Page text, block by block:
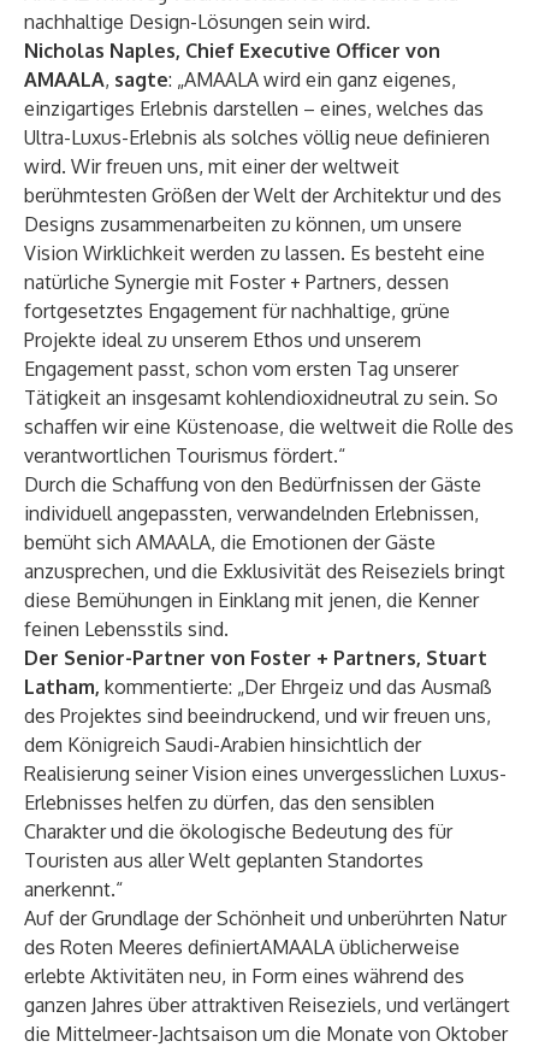
nachhaltige Design-Lösungen sein wird.
Nicholas Naples, Chief Executive Officer von
AMAALA, sagte: „AMAALA wird ein ganz eigenes,
einzigartiges Erlebnis darstellen – eines, welches das
Ultra-Luxus-Erlebnis als solches völlig neue definieren
wird. Wir freuen uns, mit einer der weltweit
berühmtesten Größen der Welt der Architektur und des
Designs zusammenarbeiten zu können, um unsere
Vision Wirklichkeit werden zu lassen. Es besteht eine
natürliche Synergie mit Foster + Partners, dessen
fortgesetztes Engagement für nachhaltige, grüne
Projekte ideal zu unserem Ethos und unserem
Engagement passt, schon vom ersten Tag unserer
Tätigkeit an insgesamt kohlendioxidneutral zu sein. So
schaffen wir eine Küstenoase, die weltweit die Rolle des
verantwortlichen Tourismus fördert.“
Durch die Schaffung von den Bedürfnissen der Gäste
individuell angepassten, verwandelnden Erlebnissen,
bemüht sich AMAALA, die Emotionen der Gäste
anzusprechen, und die Exklusivität des Reiseziels bringt
diese Bemühungen in Einklang mit jenen, die Kenner
feinen Lebensstils sind.
Der Senior-Partner von Foster + Partners, Stuart
Latham, kommentierte: „Der Ehrgeiz und das Ausmaß
des Projektes sind beeindruckend, und wir freuen uns,
dem Königreich Saudi-Arabien hinsichtlich der
Realisierung seiner Vision eines unvergesslichen Luxus-
Erlebnisses helfen zu dürfen, das den sensiblen
Charakter und die ökologische Bedeutung des für
Touristen aus aller Welt geplanten Standortes
anerkennt.“
Auf der Grundlage der Schönheit und unberührten Natur
des Roten Meeres definiert​AMAALA üblicherweise
erlebte Aktivitäten neu, in Form eines während des
ganzen Jahres über attraktiven Reiseziels, und verlängert
die Mittelmeer-Jachtsaison um die Monate von Oktober